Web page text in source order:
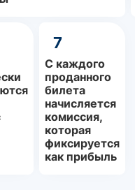
7
С каждого
проданного
билета
начисляется
комиссия,
которая
фиксируется
как прибыль